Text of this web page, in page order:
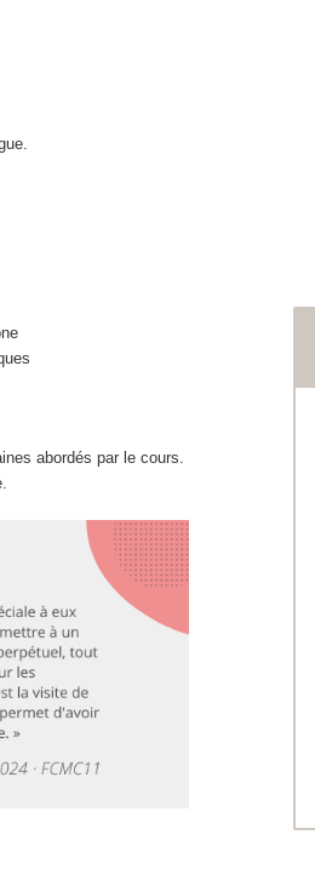
abordés par le cours.